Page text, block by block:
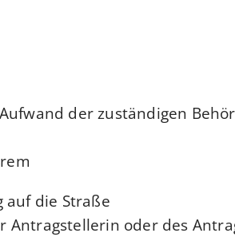
der zuständigen
auf die Straße
Antragstellerin oder des